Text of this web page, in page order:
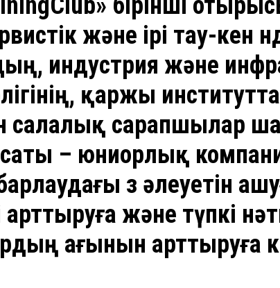
және ірі тау-кен
индустрия және
қаржы
салалық сарапшылар
– юниорлық
өз әлеуетін
арттыруға және түпкі
ағынын арттыруға